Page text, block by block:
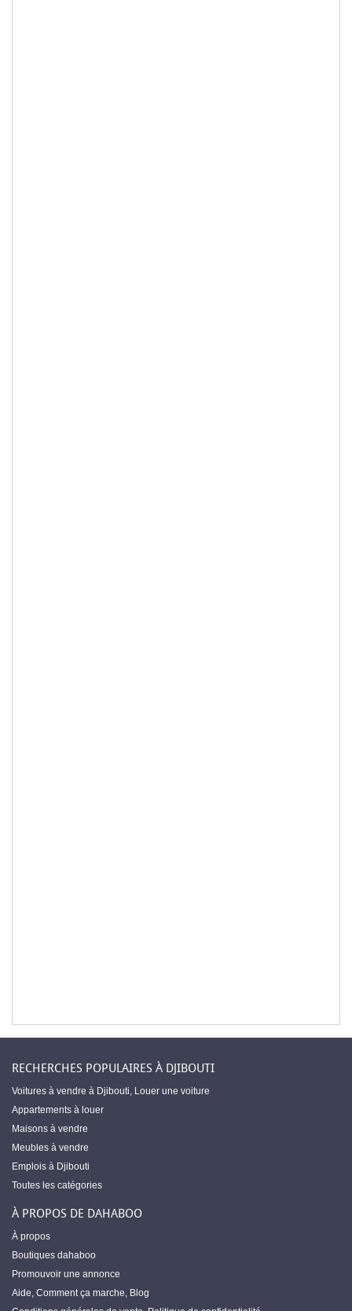
RECHERCHES POPULAIRES À DJIBOUTI
Voitures à vendre à Djibouti, Louer une voiture
Appartements à louer
Maisons à vendre
Meubles à vendre
Emplois à Djibouti
Toutes les catégories
À PROPOS DE DAHABOO
À propos
Boutiques dahaboo
Promouvoir une annonce
Aide, Comment ça marche, Blog